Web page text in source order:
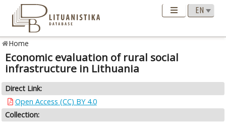
Home
Economic evaluation of rural social
infrastructure in Lithuania
Direct Link:
Open Access (CC) BY 4.0
Collection: